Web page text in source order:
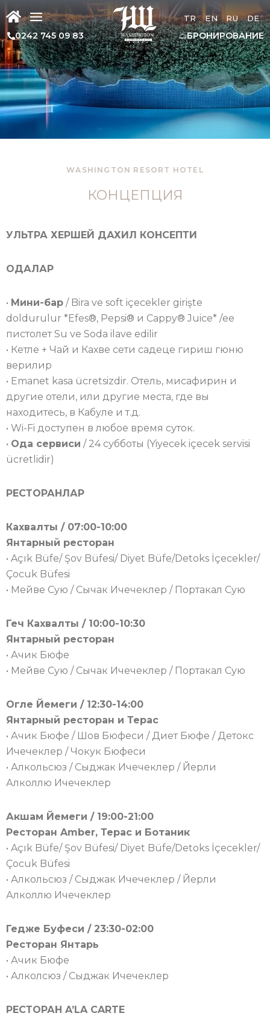
0242 745 09 83 БРОНИРОВАНИЕ
TR EN RU DE
WASHINGTON RESORT HOTEL
КОНЦЕПЦИЯ
УЛЬТРА ХЕРШЕЙ ДАХИЛ КОНСЕПТИ
ОДАЛАР
• Мини-бар / Bira ve soft içecekler girişte
doldurulur *Efes®, Pepsi® и Cappy® Juice* /ее
пистолет Su ve Soda ilave edilir
• Кетле + Чай и Кахве сети садеце гириш гюню
верилир
• Emanet kasa ücretsizdir. Отель, мисафирин и
другие отели, или другие места, где вы
находитесь, в Кабуле и т.д.
• Wi-Fi доступен в любое время суток.
• Ода сервиси / 24 субботы (Yiyecek içecek servisi
ücretlidir)
РЕСТОРАНЛАР
Кахвалты / 07:00-10:00
Янтарный ресторан
• Açık Büfe/ Şov Büfesi/ Diyet Büfe/Detoks İçecekler/
Çocuk Büfesi
• Мейве Сую / Сычак Ичечеклер / Портакал Сую
Геч Кахвалты / 10:00-10:30
Янтарный ресторан
• Ачик Бюфе
• Мейве Сую / Сычак Ичечеклер / Портакал Сую
Огле Йемеги / 12:30-14:00
Янтарный ресторан и Терас
• Ачик Бюфе / Шов Бюфеси / Диет Бюфе / Детокс
Ичечеклер / Чокук Бюфеси
• Алкольсюз / Сыджак Ичечеклер / Йерли
Алколлю Ичечеклер
Акшам Йемеги / 19:00-21:00
Ресторан Amber, Терас и Ботаник
• Açık Büfe/ Şov Büfesi/ Diyet Büfe/Detoks İçecekler/
Çocuk Büfesi
• Алкольсюз / Сыджак Ичечеклер / Йерли
Алколлю Ичечеклер
Гедже Буфеси / 23:30-02:00
Ресторан Янтарь
• Ачик Бюфе
• Алколсюз / Сыджак Ичечеклер
РЕСТОРАН A’LA CARTE